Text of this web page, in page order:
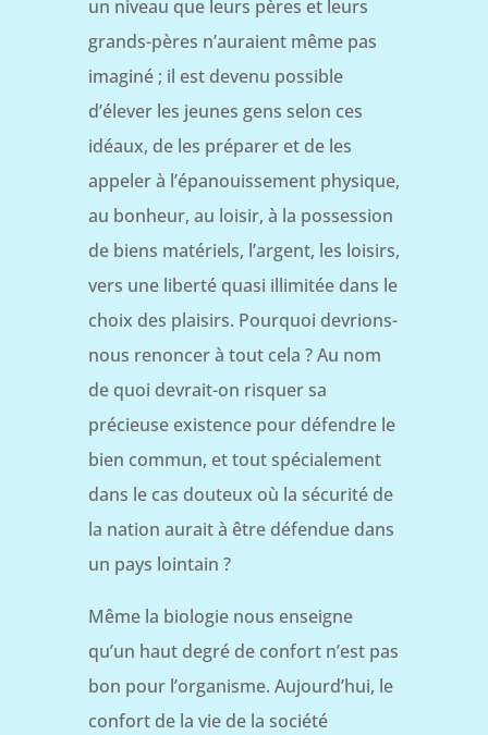
un niveau que leurs pères et leurs
grands-pères n’auraient même pas
imaginé ; il est devenu possible
d’élever les jeunes gens selon ces
idéaux, de les préparer et de les
appeler à l’épanouissement physique,
au bonheur, au loisir, à la possession
de biens matériels, l’argent, les loisirs,
vers une liberté quasi illimitée dans le
choix des plaisirs. Pourquoi devrions-
nous renoncer à tout cela ? Au nom
de quoi devrait-on risquer sa
précieuse existence pour défendre le
bien commun, et tout spécialement
dans le cas douteux où la sécurité de
la nation aurait à être défendue dans
un pays lointain ?
Même la biologie nous enseigne
qu’un haut degré de confort n’est pas
bon pour l’organisme. Aujourd’hui, le
confort de la vie de la société